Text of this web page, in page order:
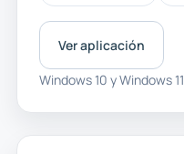
Ver aplicación
Windows 10 y Windows 11